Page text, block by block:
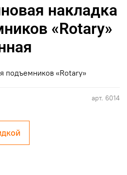
арт. 6014
накладка
«Rotary»
подъемников «Rotary»